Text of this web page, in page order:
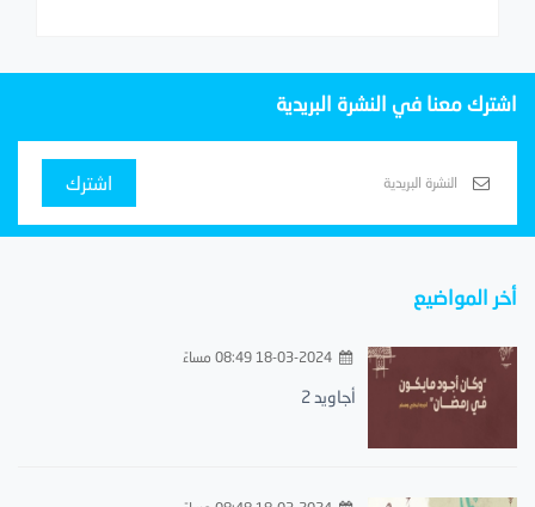
اشترك معنا في النشرة البريدية
اشترك
أخر المواضيع
18-03-2024 08:49 مساءً
أجاويد 2